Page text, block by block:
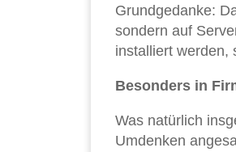
Grundgedanke:
sondern auf
installiert werden,
Besonders in
Was natürlich
Umdenken